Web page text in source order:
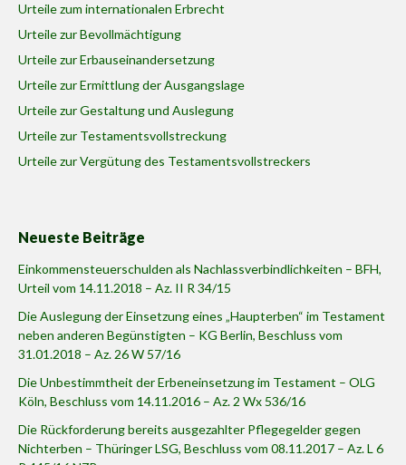
Urteile zum internationalen Erbrecht
Urteile zur Bevollmächtigung
Urteile zur Erbauseinandersetzung
Urteile zur Ermittlung der Ausgangslage
Urteile zur Gestaltung und Auslegung
Urteile zur Testamentsvollstreckung
Urteile zur Vergütung des Testamentsvollstreckers
Neueste Beiträge
Einkommensteuerschulden als Nachlassverbindlichkeiten – BFH,
Urteil vom 14.11.2018 – Az. II R 34/15
Die Auslegung der Einsetzung eines „Haupterben“ im Testament
neben anderen Begünstigten – KG Berlin, Beschluss vom
31.01.2018 – Az. 26 W 57/16
Die Unbestimmtheit der Erbeneinsetzung im Testament – OLG
Köln, Beschluss vom 14.11.2016 – Az. 2 Wx 536/16
Die Rückforderung bereits ausgezahlter Pflegegelder gegen
Nichterben – Thüringer LSG, Beschluss vom 08.11.2017 – Az. L 6